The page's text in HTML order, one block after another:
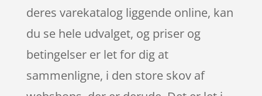
deres varekatalog liggende online, kan
du se hele udvalget, og priser og
betingelser er let for dig at
sammenligne, i den store skov af